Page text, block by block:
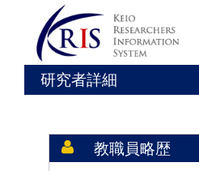
研究者詳細
教職員略歴